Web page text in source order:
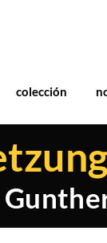
colección